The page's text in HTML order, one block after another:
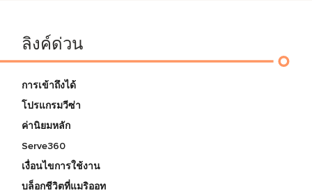
ลิงค์ด่วน
การเข้าถึงได้
โปรแกรมวีซ่า
ค่านิยมหลัก
Serve360
เงื่อนไขการใช้งาน
บล็อกชีวิตที่แมริออท